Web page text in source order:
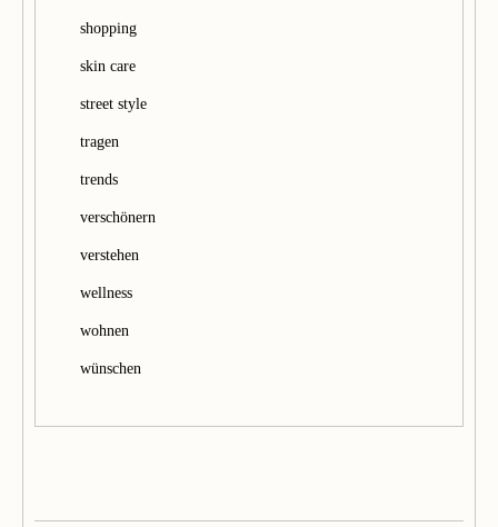
shopping
skin care
street style
tragen
trends
verschönern
verstehen
wellness
wohnen
wünschen